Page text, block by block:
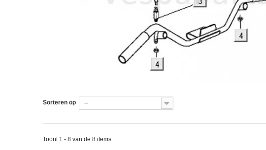
Sorteren op --
Toont 1 - 8 van de 8 items